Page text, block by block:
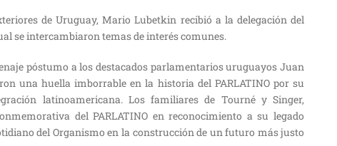
de Uruguay, Mario Lubetkin recibió a la delegación del
se intercambiaron temas de interés comunes.
póstumo a los destacados parlamentarios uruguayos Juan
una huella imborrable en la historia del PARLATINO por su
latinoamericana. Los familiares de Tourné y Singer,
del PARLATINO en reconocimiento a su legado
del Organismo en la construcción de un futuro más justo